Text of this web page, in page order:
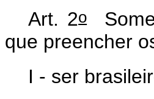
Art. 2o
que preencher
I - ser